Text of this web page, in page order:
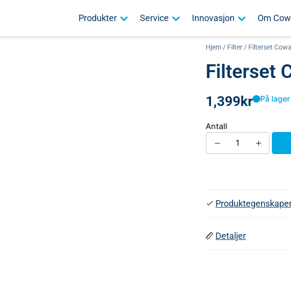
Produkter Service Innovasjon Om
Hjem / Filter / Filterset
Filterset
1,399kr På lager
Antall
Detaljer